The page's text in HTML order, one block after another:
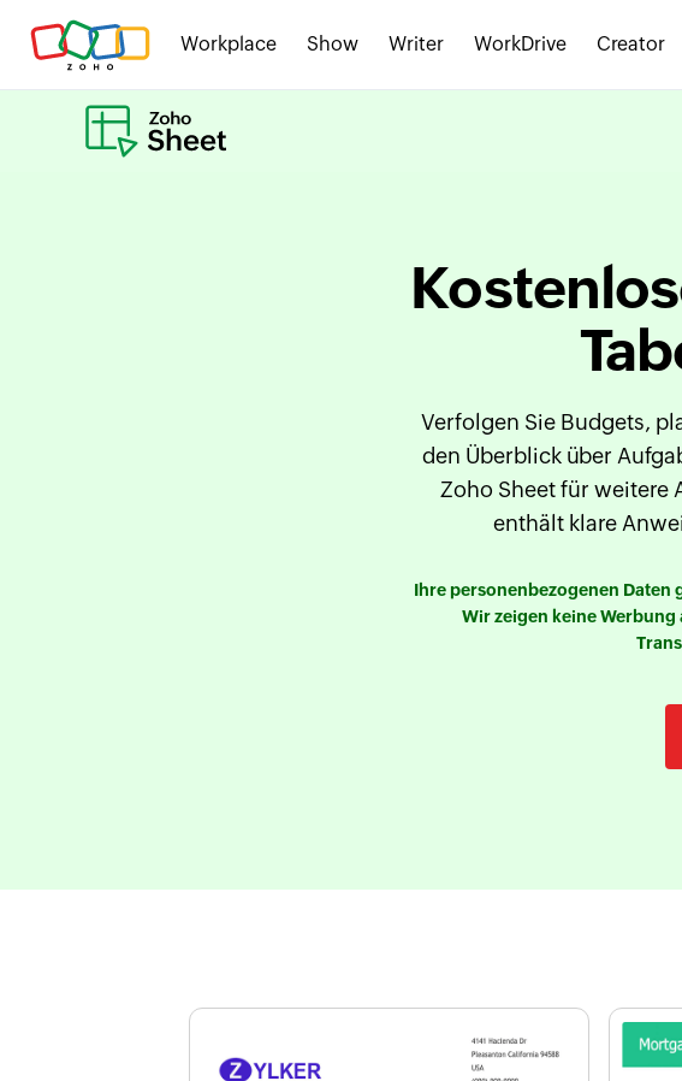
Workplace Show Writer WorkDrive Creator
Verfolgen Sie Budgets,
den Überblick über
Zoho Sheet für weitere
enthält klare
Ihre personenbezogenen Daten
Wir zeigen keine